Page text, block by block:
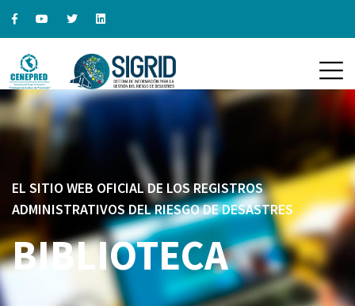
EL SITIO WEB OFICIAL DE LOS REGISTROS
ADMINISTRATIVOS DEL RIESGO DE DESASTRES
BIBLIOTECA